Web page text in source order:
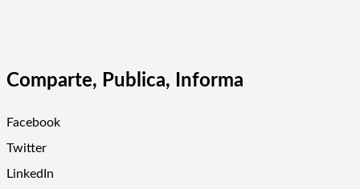
Comparte, Publica, Informa
Facebook
Twitter
LinkedIn